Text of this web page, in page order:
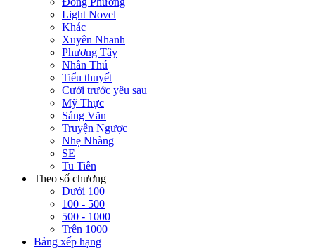
Light Novel
Khác
Xuyên Nhanh
Phương Tây
Nhân Thú
Tiểu thuyết
Cưới trước yêu sau
Mỹ Thực
Sảng Văn
Truyện Ngược
Nhẹ Nhàng
SE
Tu Tiên
Theo số chương
Dưới 100
100 - 500
500 - 1000
Trên 1000
Bảng xếp hạng